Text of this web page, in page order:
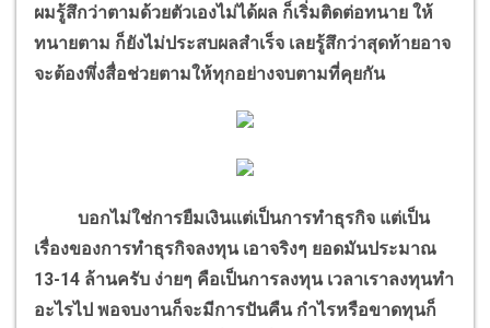
ผมรู้สึกว่าตามด้วยตัวเองไม่ได้ผล ก็เริ่มติดต่อทนาย ให้
ทนายตาม ก็ยังไม่ประสบผลสำเร็จ เลยรู้สึกว่าสุดท้ายอาจ
จะต้องพึ่งสื่อช่วยตามให้ทุกอย่างจบตามที่คุยกัน
บอกไม่ใช่การยืมเงินแต่เป็นการทำธุรกิจ แต่เป็น
เรื่องของการทำธุรกิจลงทุน เอาจริงๆ ยอดมันประมาณ
13-14 ล้านครับ ง่ายๆ คือเป็นการลงทุน เวลาเราลงทุนทำ
อะไรไป พอจบงานก็จะมีการปันคืน กำไรหรือขาดทุนก็